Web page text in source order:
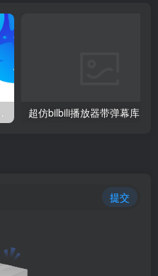
提交